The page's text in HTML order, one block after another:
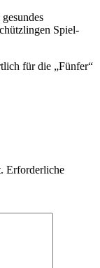
Spiel-
für die „Fünfer“
Erforderliche